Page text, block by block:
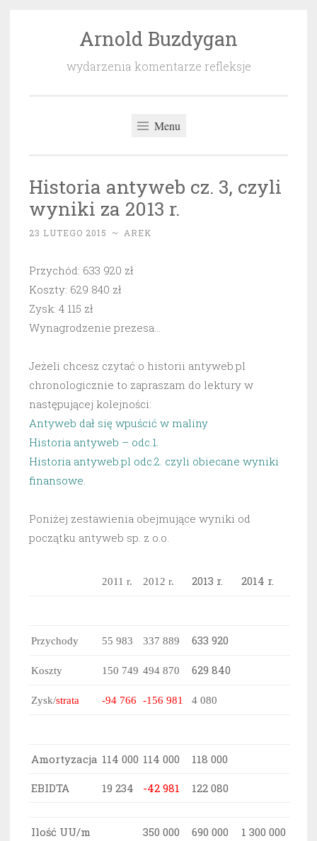
Arnold Buzdygan
wydarzenia komentarze refleksje
Menu
Historia antyweb cz. 3, czyli
wyniki za 2013 r.
23 LUTEGO 2015 ~ AREK
Przychód: 633 920 zł
Koszty: 629 840 zł
Zysk: 4 115 zł
Wynagrodzenie prezesa…
Jeżeli chcesz czytać o historii antyweb.pl
chronologicznie to zapraszam do lektury w
następującej kolejności:
Antyweb dał się wpuścić w maliny
Historia antyweb – odc.1.
Historia antyweb.pl odc.2. czyli obiecane wyniki
finansowe.
Poniżej zestawienia obejmujące wyniki od
początku antyweb sp. z o.o.
2011 r. 2012 r. 2013 r. 2014 r.
Przychody 55 983 337 889 633 920
Koszty 150 749 494 870 629 840
Zysk/strata -94 766 -156 981 4 080
Amortyzacja 114 000 114 000 118 000
EBIDTA 19 234 -42 981 122 080
Ilość UU/m 350 000 690 000 1 300 000